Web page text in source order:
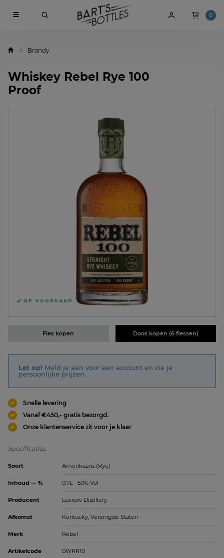
0
Brandy
Whiskey Rebel Rye 100
Proof
OP VOORRAAD
Fles kopen Doos kopen (6 flessen)
Let op! Meld je aan voor een account en zie je
persoonlijke prijzen.
Snelle levering
Vanaf €450,- gratis bezorgd.
Onze klantenservice zit voor je klaar
Specificaties
Soort Amerikaans (Rye)
Inhoud — % 0.7L - 50% Vol
Producent Luxrow Distillery
Afkomst Kentucky, Verenigde Staten
Merk Rebel
Artikelcode 0WRR10